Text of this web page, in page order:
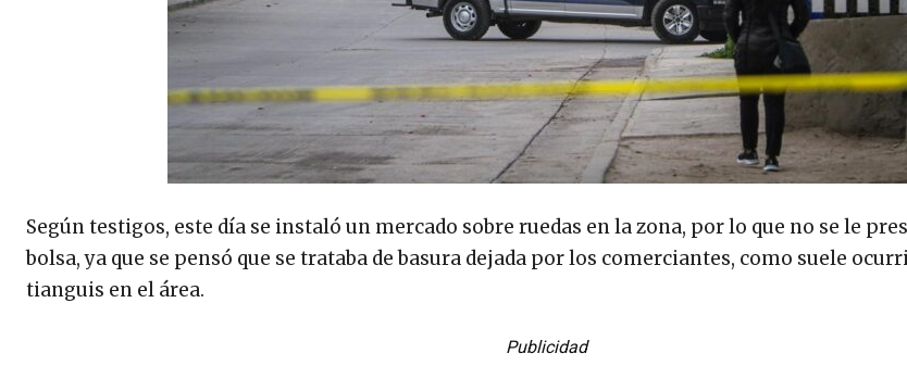
Según testigos, este día se instaló un mercado sobre ruedas en la zona, por lo que no se le
bolsa, ya que se pensó que se trataba de basura dejada por los comerciantes, como suele
tianguis en el área.
Publicidad